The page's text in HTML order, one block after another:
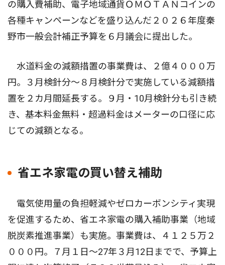
の購入費補助、電子地域通貨ＯＭＯＴＡＮコインの
各種キャンペーンなどを盛り込んだ２０２６年度秦
野市一般会計補正予算を６月議会に提出した。
水道料金の減額措置の事業費は、２億４０００万
円。３月検針分〜８月検針分で実施している減額措
置を２カ月間延長する。９月・10月検針分も引き続
き、基本料金無料・超過料金はメーターの口径に応
じての減額となる。
省エネ家電の買い替え補助
電気使用量の負担軽減やゼロカーボンシティ実現
を促進するため、省エネ家電の購入補助事業（地域
脱炭素推進事業）も実施。事業費は、４１２５万２
０００円。７月１日〜27年３月12日までで、予算上